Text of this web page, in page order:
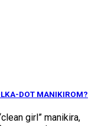
DOT MANIKIROM?
girl” manikira,